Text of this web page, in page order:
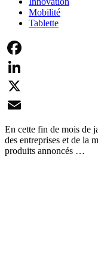
Mobilité
Tablette
Facebook
LinkedIn
X
Email
En cette fin de mois de
des entreprises et de la
produits annoncés …